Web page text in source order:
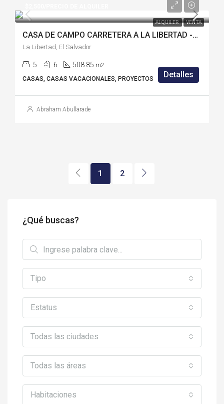
ALQUILER VENTA
CASA DE CAMPO CARRETERA A LA LIBERTAD -LL1123R
La Libertad, El Salvador
5 6 508.85 m2
CASAS, CASAS VACACIONALES, PROYECTOS
Detalles
Abraham Abullarade
1 2
¿Qué buscas?
Tipo
Estatus
Todas las ciudades
Todas las áreas
Habitaciones